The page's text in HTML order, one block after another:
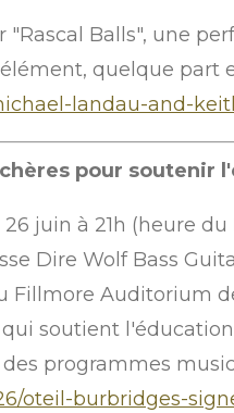
Balls", une
quelque part
landau-and-
pour soutenir
juin à 21h (heure
Dire Wolf Bass
Auditorium
soutient
programmes
oteil-burbridges-